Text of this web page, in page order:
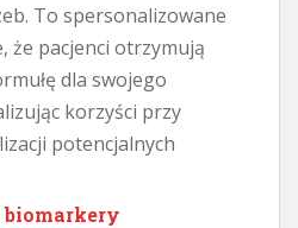
To spersonalizowane
że pacjenci otrzymują
dla swojego
korzyści przy
potencjalnych
biomarkery